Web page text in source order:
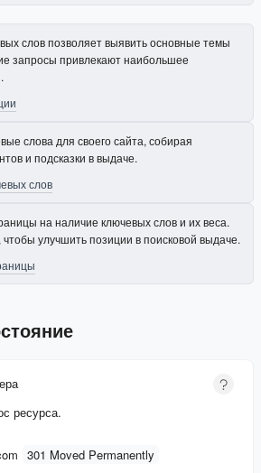
слов позволяет выявить основные темы
запросы привлекают наибольшее
слова для своего сайта, собирая
и подсказки в выдаче.
слов
на наличие ключевых слов и их веса.
улучшить позиции в поисковой выдаче.
ресурса.
301 Moved Permanently